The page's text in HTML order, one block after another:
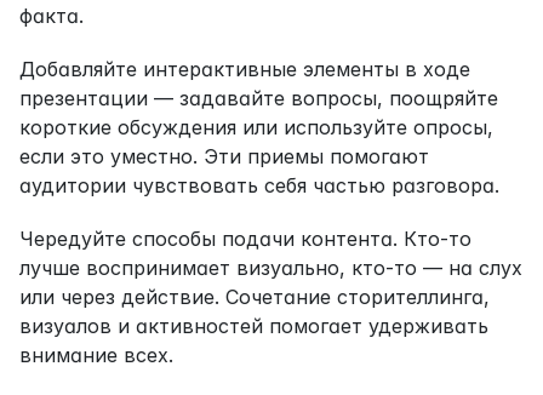
факта.
Добавляйте интерактивные элементы в ходе
презентации — задавайте вопросы, поощряйте
короткие обсуждения или используйте опросы,
если это уместно. Эти приемы помогают
аудитории чувствовать себя частью разговора.
Чередуйте способы подачи контента. Кто-то
лучше воспринимает визуально, кто-то — на слух
или через действие. Сочетание сторителлинга,
визуалов и активностей помогает удерживать
внимание всех.